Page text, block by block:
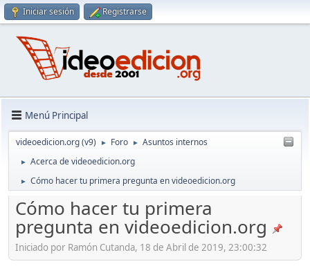
Iniciar sesión Registrarse
Menú Principal
videoedicion.org (v9) ► Foro ► Asuntos internos
► Acerca de videoedicion.org
► Cómo hacer tu primera pregunta en videoedicion.org
Cómo hacer tu primera
pregunta en videoedicion.org
Iniciado por Ramón Cutanda, 18 de Abril de 2019, 23:00:32